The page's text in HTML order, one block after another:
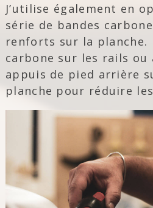
J’utilise également en
série de bandes
renforts sur la planche.
carbone sur les rails ou
appuis de pied arrière
planche pour réduire